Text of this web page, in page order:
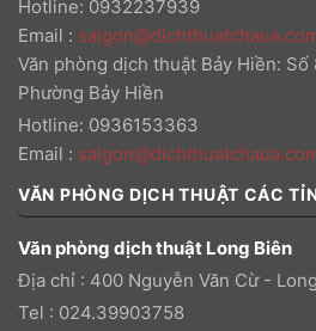
Hotline: 0932237939
Email :
Văn phòng dịch thuật Bảy Hiền:
Phường Bảy Hiền
Hotline: 0936153363
Email :
VĂN PHÒNG DỊCH THUẬT CÁC
Văn phòng dịch thuật Long Biên
Địa chỉ : 400 Nguyễn Văn Cừ -
Tel : 024.39903758